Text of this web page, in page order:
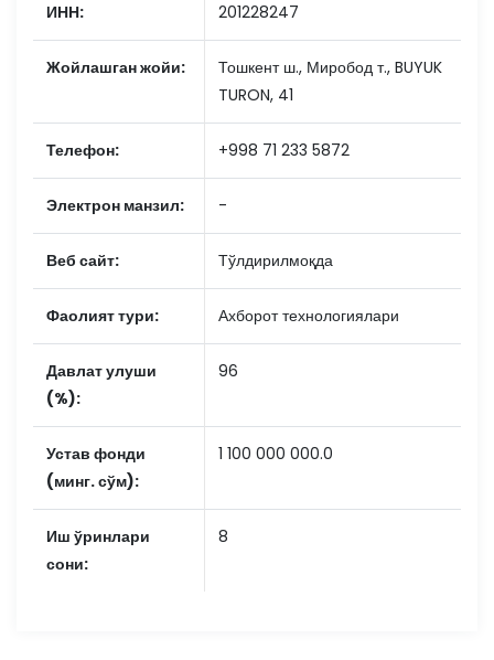
ИНН: 201228247
Жойлашган жойи:
Тошкент ш., Миробод т., BUYUK
TURON, 41
Телефон: +998 71 233 5872
Электрон манзил: -
Веб сайт: Тўлдирилмоқда
Фаолият тури: Ахборот технологиялари
Давлат улуши
(%):
96
Устав фонди
(минг. сўм):
1 100 000 000.0
Иш ўринлари
сони:
8